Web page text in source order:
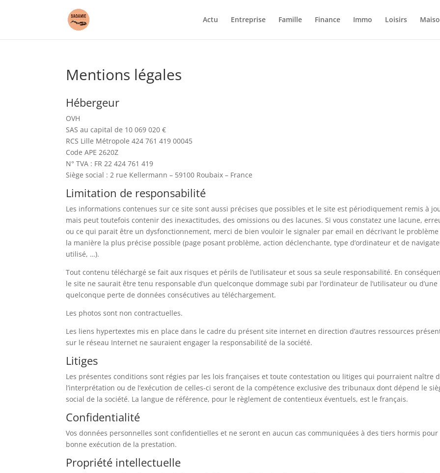
Actu Entreprise Famille Finance Immo Loisirs
Mentions légales
Hébergeur
OVH
SAS au capital de 10 069 020 €
RCS Lille Métropole 424 761 419 00045
Code APE 2620Z
N° TVA : FR 22 424 761 419
Siège social : 2 rue Kellermann – 59100 Roubaix – France
Limitation de responsabilité
Les informations contenues sur ce site sont aussi précises que possibles et le site est périodiquement remis à
mais peut toutefois contenir des inexactitudes, des omissions ou des lacunes. Si vous constatez une lacune,
ou ce qui parait être un dysfonctionnement, merci de bien vouloir le signaler par email en décrivant le problème
la manière la plus précise possible (page posant problème, action déclenchante, type d’ordinateur et de
utilisé, …).
Tout contenu téléchargé se fait aux risques et périls de l’utilisateur et sous sa seule responsabilité. En
le site ne saurait être tenu responsable d’un quelconque dommage subi par l’ordinateur de l’utilisateur ou d’une
quelconque perte de données consécutives au téléchargement.
Les photos sont non contractuelles.
Les liens hypertextes mis en place dans le cadre du présent site internet en direction d’autres ressources
sur le réseau Internet ne sauraient engager la responsabilité de la société.
Litiges
Les présentes conditions sont régies par les lois françaises et toute contestation ou litiges qui pourraient naître
l’interprétation ou de l’exécution de celles-ci seront de la compétence exclusive des tribunaux dont dépend le
social de la société. La langue de référence, pour le règlement de contentieux éventuels, est le français.
Confidentialité
Vos données personnelles sont confidentielles et ne seront en aucun cas communiquées à des tiers hormis pour
bonne exécution de la prestation.
Propriété intellectuelle